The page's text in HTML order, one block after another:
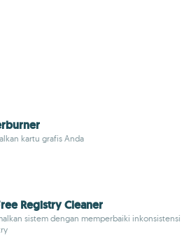
kartu grafis Anda
Registry Cleaner
sistem dengan memperbaiki inkonsistensi